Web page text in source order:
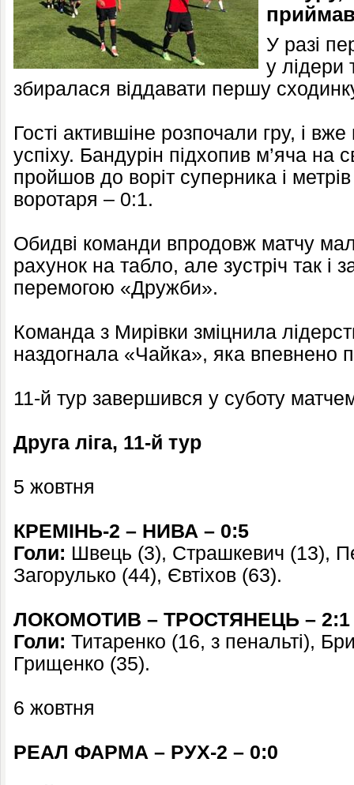
У разі
у лідери
збиралася віддавати першу
Гості актившіне розпочали гру, і
успіху. Бандурін підхопив м’яча на
пройшов до воріт суперника і
воротаря – 0:1.
Обидві команди впродовж матчу
рахунок на табло, але зустріч так і
перемогою «Дружби».
Команда з Мирівки зміцнила
наздогнала «Чайка», яка впевнено
11-й тур завершився у суботу
Друга ліга, 11-й тур
5 жовтня
КРЕМІНЬ-2 – НИВА – 0:5
Голи: Швець (3), Страшкевич (13),
Загорулько (44), Євтіхов (63).
ЛОКОМОТИВ – ТРОСТЯНЕЦЬ – 2:1
Голи: Титаренко (16, з пенальті),
Грищенко (35).
6 жовтня
РЕАЛ ФАРМА – РУХ-2 – 0:0